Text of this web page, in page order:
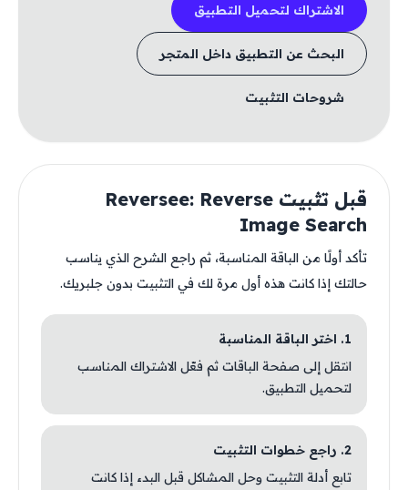
الاشتراك لتحميل التطبيق
البحث عن التطبيق داخل المتجر
شروحات التثبيت
قبل تثبيت Reversee: Reverse
Image Search
تأكد أولًا من الباقة المناسبة، ثم راجع الشرح الذي يناسب
حالتك إذا كانت هذه أول مرة لك في التثبيت بدون جلبريك.
1. اختر الباقة المناسبة
انتقل إلى صفحة الباقات ثم فعّل الاشتراك المناسب
لتحميل التطبيق.
2. راجع خطوات التثبيت
تابع أدلة التثبيت وحل المشاكل قبل البدء إذا كانت